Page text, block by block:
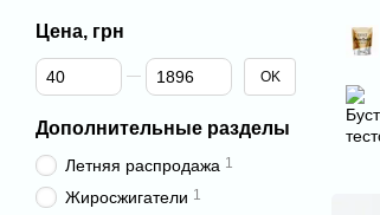
Цена, грн
От Цена, грн
До Цена, грн
OK
Дополнительные разделы
Летняя распродажа 1
Жиросжигатели 1